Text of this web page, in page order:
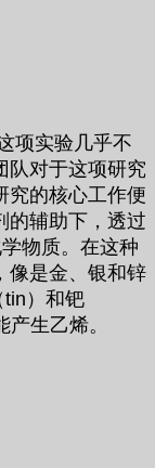
项实验几乎不
队对于这项研究
究的核心工作便
的辅助下，透过
物质。在这种
像是金、银和锌
tin）和钯
生乙烯。